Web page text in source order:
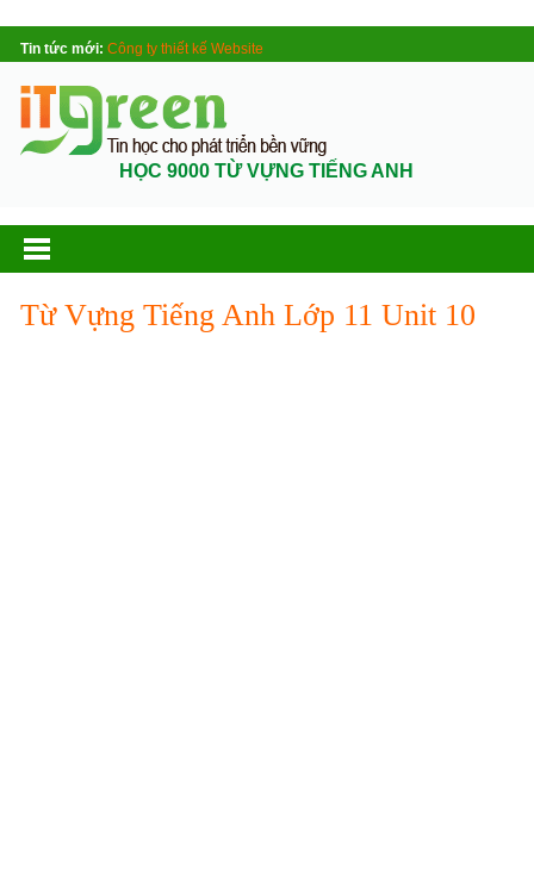
Tin tức mới: Công ty thiết kế Website
HỌC 9000 TỪ VỰNG TIẾNG ANH
Từ Vựng Tiếng Anh Lớp 11 Unit 10